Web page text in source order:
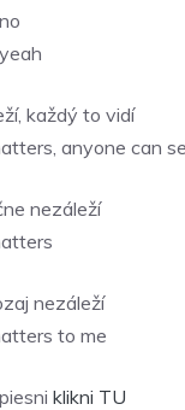
každý to vidí
anyone can
nezáleží
nezáleží
to me
klikni TU